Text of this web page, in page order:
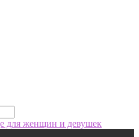
для женщин и девушек